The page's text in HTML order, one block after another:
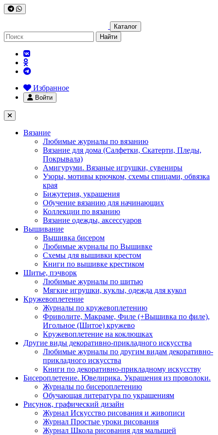
Каталог
Найти
Избранное
Войти
Вязание
Любимые журналы по вязанию
Вязание для дома (Салфетки, Скатерти, Пледы,
Покрывала)
Амигуруми. Вязаные игрушки, сувениры
Узоры, мотивы крючком, схемы спицами, обвязка
края
Бижутерия, украшения
Обучение вязанию для начинающих
Коллекции по вязанию
Вязание одежды, аксессуаров
Вышивание
Вышивка бисером
Любимые журналы по Вышивке
Схемы для вышивки крестом
Книги по вышивке крестиком
Шитье, пэчворк
Любимые журналы по шитью
Мягкие игрушки, куклы, одежда для кукол
Кружевоплетение
Журналы по кружевоплетению
Фриволите, Макраме, Филе (+Вышивка по филе),
Игольное (Шитое) кружево
Кружевоплетение на коклюшках
Другие виды декоративно-прикладного искусства
Любимые журналы по другим видам декоративно-
прикладного искусства
Книги по декоративно-прикладному искусству
Бисероплетение. Ювелирика. Украшения из проволоки.
Журналы по бисероплетению
Обучающая литература по украшениям
Рисунок, графический дизайн
Журнал Искусство рисования и живописи
Журнал Простые уроки рисования
Журнал Школа рисования для малышей